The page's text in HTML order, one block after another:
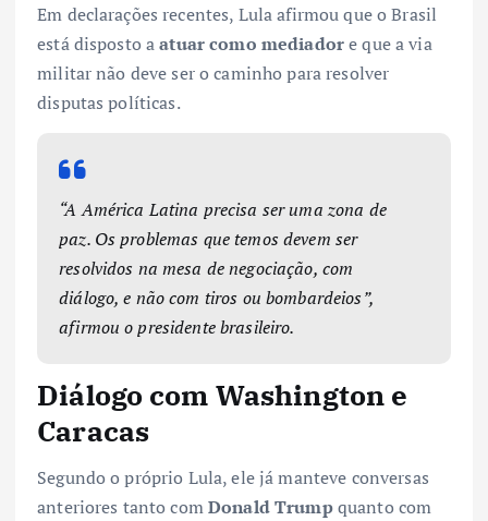
Em declarações recentes, Lula afirmou que o Brasil
está disposto aatuar como mediadore que a via
militar não deve ser o caminho para resolver
disputas políticas.
“A América Latina precisa ser uma zona de
paz. Os problemas que temos devem ser
resolvidos na mesa de negociação, com
diálogo, e não com tiros ou bombardeios”,
afirmou o presidente brasileiro.
Diálogo com Washington e
Caracas
Segundo o próprio Lula, ele já manteve conversas
anteriores tanto comDonald Trumpquanto com